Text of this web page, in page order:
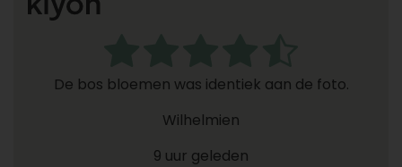
De bos bloemen was identiek aan de foto.
Wilhelmien
9 uur geleden